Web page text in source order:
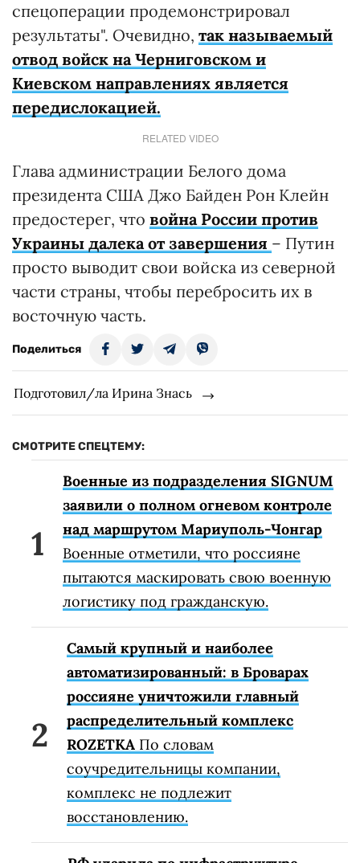
спецоперации продемонстрировал
результаты". Очевидно, так называемый
отвод войск на Черниговском и
Киевском направлениях является
передислокацией.
RELATED VIDEO
Глава администрации Белого дома
президента США Джо Байден Рон Клейн
предостерег, что война России против
Украины далека от завершения – Путин
просто выводит свои войска из северной
части страны, чтобы перебросить их в
восточную часть.
Поделиться
Подготовил/ла Ирина Знась
СМОТРИТЕ СПЕЦТЕМУ:
Военные из подразделения SIGNUM
заявили о полном огневом контроле
над маршрутом Мариуполь-Чонгар
Военные отметили, что россияне
пытаются маскировать свою военную
логистику под гражданскую.
Самый крупный и наиболее
автоматизированный: в Броварах
россияне уничтожили главный
распределительный комплекс
ROZETKA По словам
соучредительницы компании,
комплекс не подлежит
восстановлению.